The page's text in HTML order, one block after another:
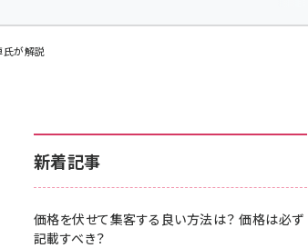
z世代 (1622)
meo (1275)
氏が解説
新着記事
価格を伏せて集客する良い方法は？ 価格は必ず
記載すべき？